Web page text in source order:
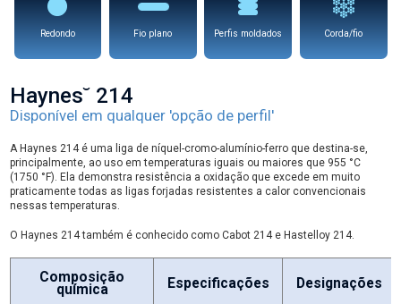
Redondo Fio plano Perfis moldados Corda/fio
Haynes˘ 214
Disponível em qualquer 'opção de perfil'
A Haynes 214 é uma liga de níquel-cromo-alumínio-ferro que destina-se,
principalmente, ao uso em temperaturas iguais ou maiores que 955 °C
(1750 °F). Ela demonstra resistência a oxidação que excede em muito
praticamente todas as ligas forjadas resistentes a calor convencionais
nessas temperaturas.
O Haynes 214 também é conhecido como Cabot 214 e Hastelloy 214.
Composição
química Especificações Designações